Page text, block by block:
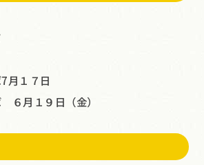
月１７日
６月１９日（金）